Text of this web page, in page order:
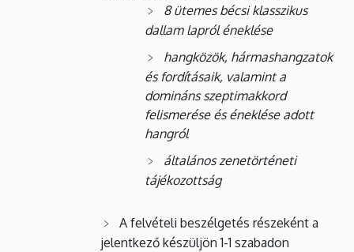
8 ütemes bécsi klasszikus
dallam lapról éneklése
hangközök, hármashangzatok
és fordításaik, valamint a
domináns szeptimakkord
felismerése és éneklése adott
hangról
általános zenetörténeti
tájékozottság
A felvételi beszélgetés részeként a
jelentkező készüljön 1-1 szabadon